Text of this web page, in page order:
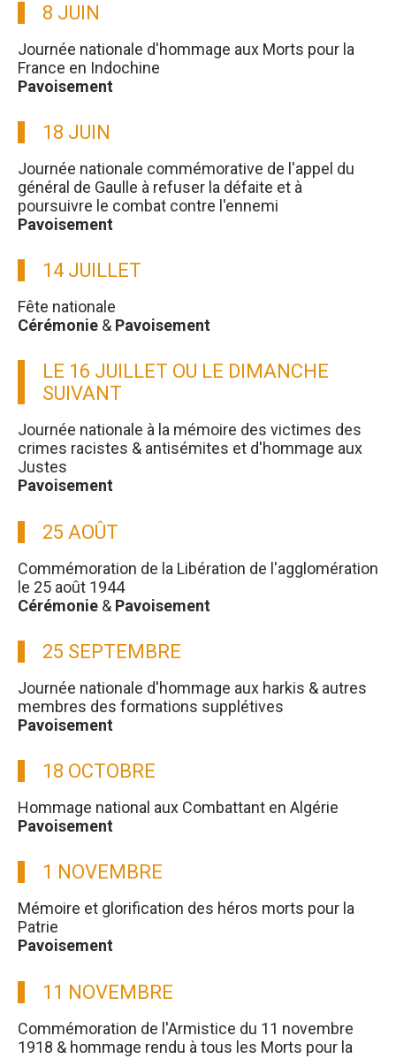
8 JUIN
Journée nationale d'hommage aux Morts pour la
France en Indochine
Pavoisement
18 JUIN
Journée nationale commémorative de l'appel du
général de Gaulle à refuser la défaite et à
poursuivre le combat contre l'ennemi
Pavoisement
14 JUILLET
Fête nationale
Cérémonie & Pavoisement
LE 16 JUILLET OU LE DIMANCHE
SUIVANT
Journée nationale à la mémoire des victimes des
crimes racistes & antisémites et d'hommage aux
Justes
Pavoisement
25 AOÛT
Commémoration de la Libération de l'agglomération
le 25 août 1944
Cérémonie & Pavoisement
25 SEPTEMBRE
Journée nationale d'hommage aux harkis & autres
membres des formations supplétives
Pavoisement
18 OCTOBRE
Hommage national aux Combattant en Algérie
Pavoisement
1 NOVEMBRE
Mémoire et glorification des héros morts pour la
Patrie
Pavoisement
11 NOVEMBRE
Commémoration de l'Armistice du 11 novembre
1918 & hommage rendu à tous les Morts pour la